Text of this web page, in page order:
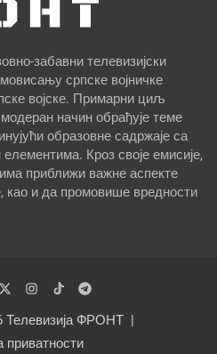
забавни телевизијски
српске војничке
војске. Примарни циљ
начин обрађује теме
образовне садржаје са
Кроз своје емисије,
приближи важне аспекте
као и да промовише вредности
Телевизија ФРОНТ
приватности